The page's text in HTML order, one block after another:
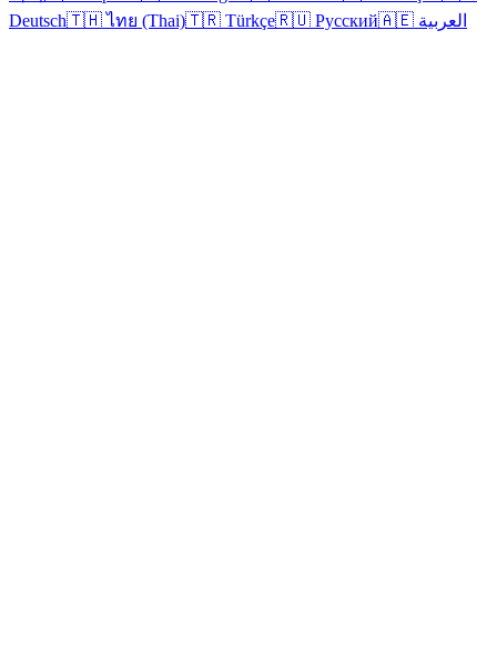
Deutsch🇹🇭 ไทย (Thai)🇹🇷 Türkçe🇷🇺 Русский 🇦🇪 العربية